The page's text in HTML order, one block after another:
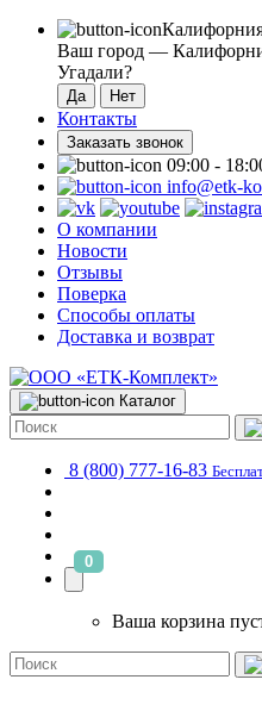
Ваш город —
Угадали?
Контакты
Заказать звонок
09:00 -
info@etk-
О компании
Новости
Отзывы
Поверка
Способы оплаты
Доставка и возврат
Каталог
8 (800) 777-16-83
0
Ваша корзина